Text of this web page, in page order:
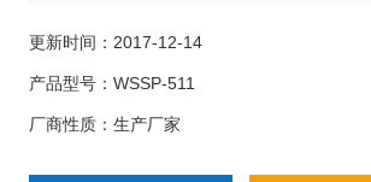
造性地将铂或铜热电阻测温元件安装于测温
实现了机电一体化的测温功能。形成了以液
电接头、温度信号变送等多功能、系列化温
更新时间：2017-12-14
产品型号：WSSP-511
厂商性质：生产厂家